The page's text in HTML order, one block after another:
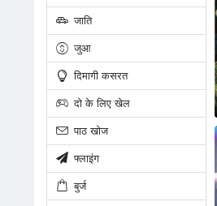
जाति
जुआ
दिमागी कसरत
दो के लिए खेल
पाठ खोज
फ्लाइंग
बुर्ज